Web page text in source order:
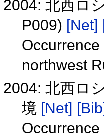
2004: 北西ロ
P009) [Net]
northwest
2004: 北西ロ
境 [Net] [Bib]